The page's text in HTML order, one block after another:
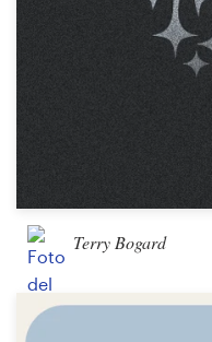
Terry Bogard